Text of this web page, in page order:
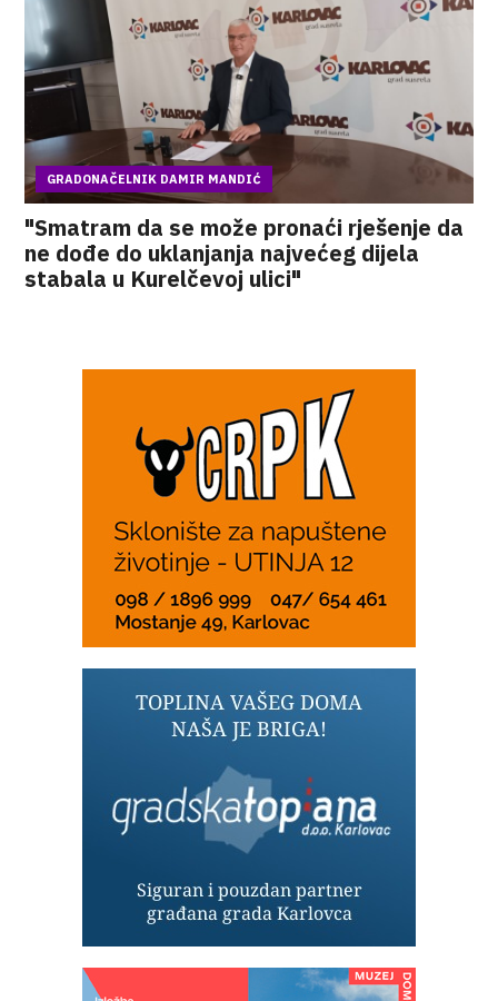
GRADONAČELNIK DAMIR MANDIĆ
"Smatram da se može pronaći rješenje da
ne dođe do uklanjanja najvećeg dijela
stabala u Kurelčevoj ulici"